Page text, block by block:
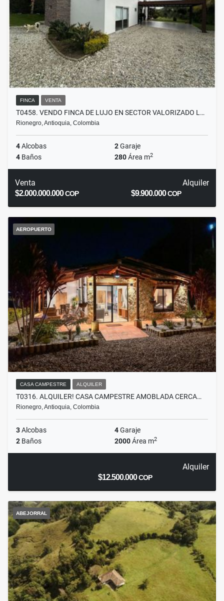
FINCA VENTA
T0458. VENDO FINCA DE LUJO EN SECTOR VALORIZADO L…
Rionegro, Antioquia, Colombia
4Alcobas 2Garaje
4 Baños 280Área m2
Venta
$2.000.000.000COP
Alquiler
$9.900.000COP
AEROPUERTO
CASA CAMPESTRE ALQUILER
T0316. ALQUILER! CASA CAMPESTRE AMOBLADA CERCA…
Rionegro, Antioquia, Colombia
3Alcobas 4Garaje
2 Baños 2000Área m2
Alquiler
$12.500.000COP
ABEJORRAL